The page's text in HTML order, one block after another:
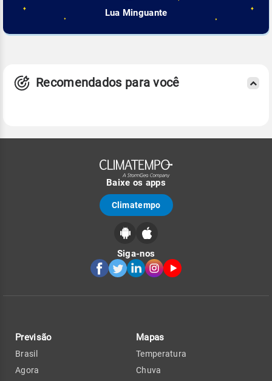
Lua Minguante
Recomendados para você
Baixe os apps
Climatempo
Siga-nos
Previsão
Brasil
Agora
Mapas
Temperatura
Chuva